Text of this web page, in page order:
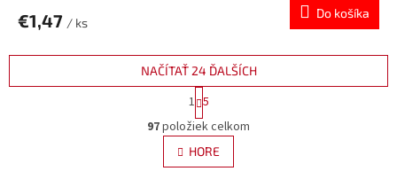
€1,47 / ks
Do košíka
O
v
l
á
NAČÍTAŤ 24 ĎALŠÍCH
S
t
r
á
n
k
1 5
97položiek celkom
HORE